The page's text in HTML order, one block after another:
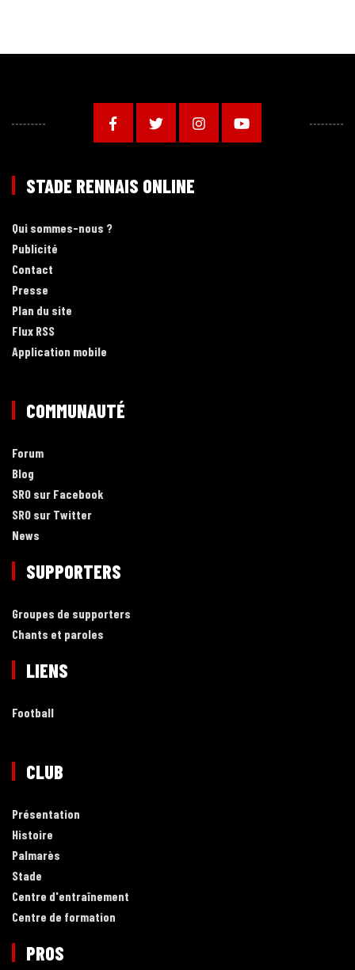
STADE RENNAIS ONLINE
Qui sommes-nous ?
Publicité
Contact
Presse
Plan du site
Flux RSS
Application mobile
COMMUNAUTÉ
Forum
Blog
SRO sur Facebook
SRO sur Twitter
News
SUPPORTERS
Groupes de supporters
Chants et paroles
LIENS
Football
CLUB
Présentation
Histoire
Palmarès
Stade
Centre d'entraînement
Centre de formation
PROS